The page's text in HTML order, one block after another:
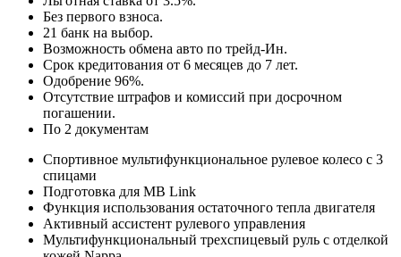
Без первого взноса.
21 банк на выбор.
Возможность обмена авто по трейд-Ин.
Срок кредитования от 6 месяцев до 7 лет.
Одобрение 96%.
Отсутствие штрафов и комиссий при досрочном
погашении.
По 2 документам
Спортивное мультифункциональное рулевое колесо с 3
спицами
Подготовка для MB Link
Функция использования остаточного тепла двигателя
Активный ассистент рулевого управления
Мультифункциональный трехспицевый руль с отделкой